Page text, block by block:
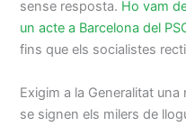
sense resposta. Ho vam
un acte a Barcelona del
fins que els socialistes
Exigim a la Generalitat
se signen els milers de